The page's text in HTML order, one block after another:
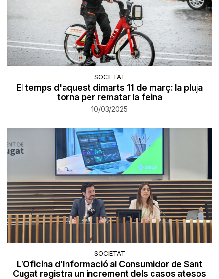
SOCIETAT
El temps d'aquest dimarts 11 de març: la pluja
torna per rematar la feina
10/03/2025
SOCIETAT
L’Oficina d’Informació al Consumidor de Sant
Cugat registra un increment dels casos atesos